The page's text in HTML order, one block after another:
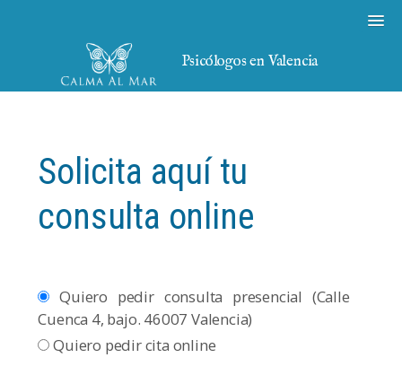
Psicólogos en Valencia
Solicita aquí tu
consulta online
Quiero pedir consulta presencial (Calle
Cuenca 4, bajo. 46007 Valencia)
Quiero pedir cita online